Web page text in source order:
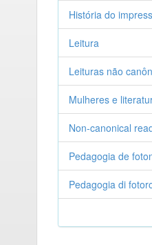
História do
Leitura
Leituras não
Mulheres e
Non-canonical
Pedagogia de
Pedagogia di